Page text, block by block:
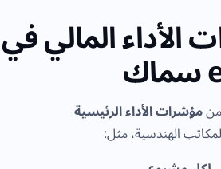
الأداء المالي في
مؤشرات الأداء الرئيسية
الهندسية، مثل: